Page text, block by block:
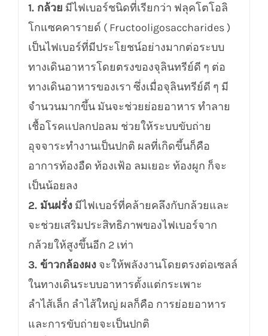
1. กล้วย มีไฟเบอร์ชนิดที่เรียกว่า ฟลุคโตโอลิ
โกแซคคารายด์ ( Fructooligosaccharides )
เป็นไฟเบอร์ที่มีประโยชน์อย่างมากต่อระบบ
ทางเดินอาหารโดยตรงของจุลินทรีย์ดี ๆ ต่อ
ทางเดินอาหารของเรา ซึ่งเมื่อจุลินทรีย์ดี ๆ มี
จำนวนมากขึ้น มันจะช่วยย่อยอาหาร ทำลาย
เชื้อโรคแปลกปอลม ช่วยให้ระบบขับถ่าย
อุจจาระทำงานเป็นปกติ ผลที่เกิดขึ้นก็คือ
อาการท้องอืด ท้องเฟ้อ ลมเยอะ ท้องผูก ก็จะ
เป็นน้อยลง
2. มันฝรั่งมีไฟเบอร์ที่คล้ายคลึงกับกล้วยและ
จะช่วยเสริมประสิทธิภาพของไฟเบอร์จาก
กล้วยให้สูงขึ้นอีก 2 เท่า
3. ข้าวกล้องผงจะให้พลังงานโดยตรงต่อเซลล์
ในทางเดินระบบอาหารตั้งแต่กระเพาะ
ลำไส้เล็ก ลำไส้ใหญ่ ผลก็คือ การย่อยอาหาร
และการขับถ่ายจะเป็นปกติ